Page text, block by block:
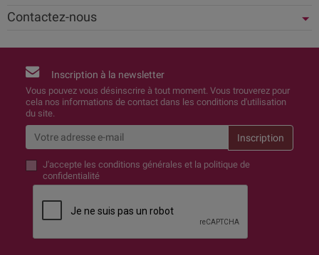
Contactez-nous
Inscription à la newsletter
Vous pouvez vous désinscrire à tout moment. Vous trouverez pour
cela nos informations de contact dans les conditions d'utilisation
du site.
J'accepte les conditions générales et la politique de
confidentialité